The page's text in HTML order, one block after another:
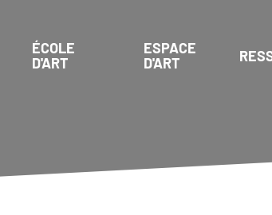
ÉCOLE
D'ART
ESPACE
D'ART